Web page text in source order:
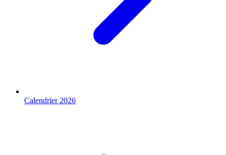
Calendrier 2026